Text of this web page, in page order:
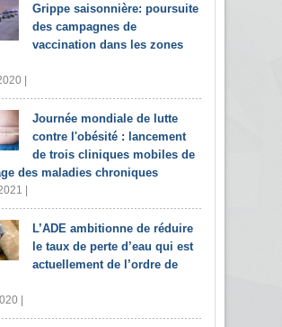
Grippe saisonnière: poursuite
des campagnes de
vaccination dans les zones
|
Journée mondiale de lutte
contre l'obésité : lancement
de trois cliniques mobiles de
des maladies chroniques
|
L’ADE ambitionne de réduire
le taux de perte d’eau qui est
actuellement de l’ordre de
|